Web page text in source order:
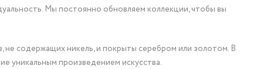
Мы постоянно обновляем коллекции, чтобы вы
не содержащих никель, и покрыты серебром или золотом. В
уникальным произведением искусства.